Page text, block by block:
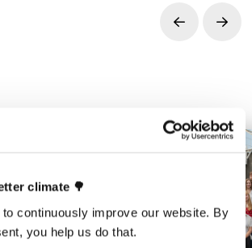
climate 🌳
continuously improve our website. By
you help us do that.
Prev Next